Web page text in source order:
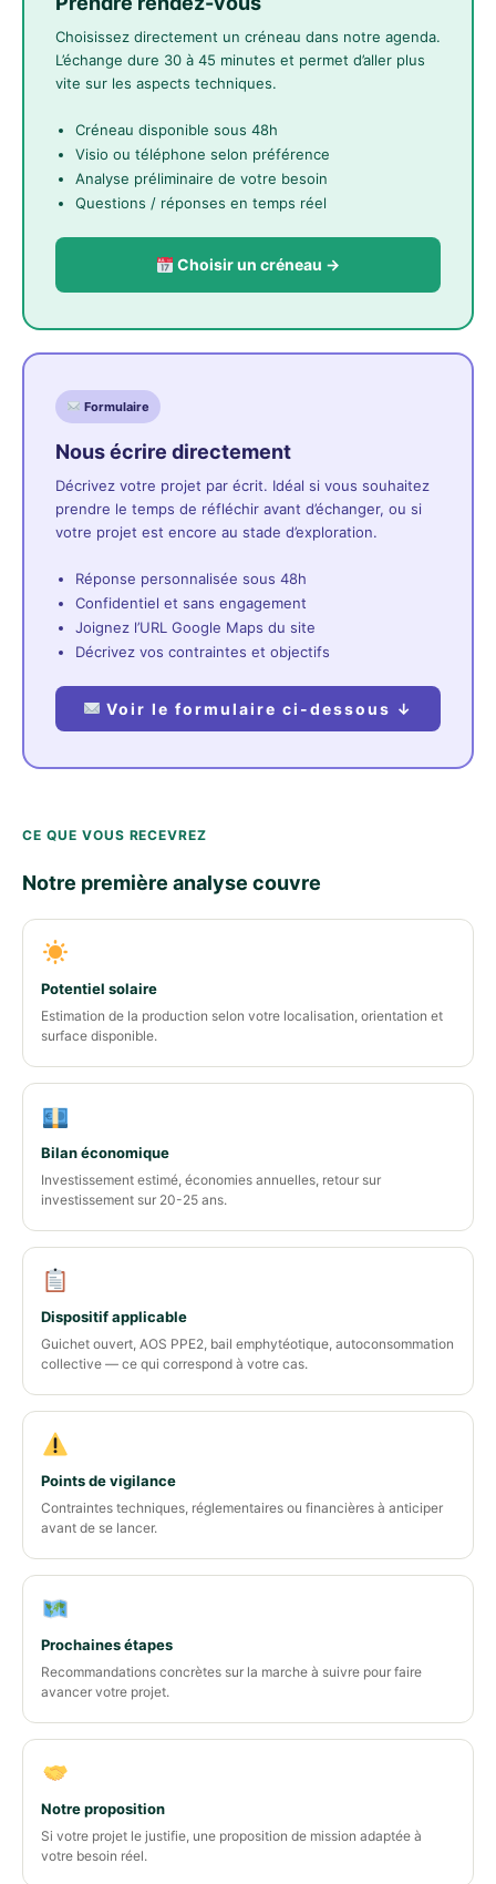
Choisissez directement un créneau dans notre agenda.
L’échange dure 30 à 45 minutes et permet d’aller plus
vite sur les aspects techniques.
Créneau disponible sous 48h
Visio ou téléphone selon préférence
Analyse préliminaire de votre besoin
Questions / réponses en temps réel
Choisir un créneau →
Formulaire
Nous écrire directement
Décrivez votre projet par écrit. Idéal si vous souhaitez
prendre le temps de réfléchir avant d’échanger, ou si
votre projet est encore au stade d’exploration.
Réponse personnalisée sous 48h
Confidentiel et sans engagement
Joignez l’URL Google Maps du site
Décrivez vos contraintes et objectifs
Voir le formulaire ci-dessous ↓
CE QUE VOUS RECEVREZ
Notre première analyse couvre
Potentiel solaire
Estimation de la production selon votre localisation, orientation et
surface disponible.
Bilan économique
Investissement estimé, économies annuelles, retour sur
investissement sur 20-25 ans.
Dispositif applicable
Guichet ouvert, AOS PPE2, bail emphytéotique, autoconsommation
collective — ce qui correspond à votre cas.
Points de vigilance
Contraintes techniques, réglementaires ou financières à anticiper
avant de se lancer.
Prochaines étapes
Recommandations concrètes sur la marche à suivre pour faire
avancer votre projet.
Notre proposition
Si votre projet le justifie, une proposition de mission adaptée à
votre besoin réel.